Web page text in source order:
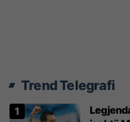
Trend Telegrafi